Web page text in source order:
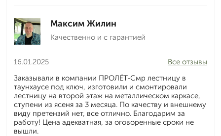
Максим Жилин
Качественно и с гарантией
16.01.2025
Все отзывы
Заказывали в компании ПРОЛЁТ-Смр лестницу в
таунхаусе под ключ, изготовили и смонтировали
лестницу на второй этаж на металлическом каркасе,
ступени из ясеня за 3 месяца. По качеству и внешнему
виду претензий нет, все отлично. Благодарим за
работу! Цена адекватная, за оговоренные сроки не
вышли.